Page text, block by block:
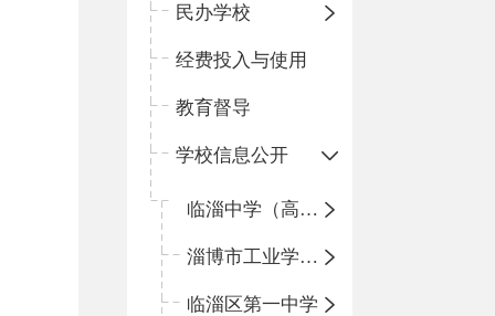
民办学校
经费投入与使用
教育督导
学校信息公开
临淄中学（高中）
淄博市工业学校（中职学校）
临淄区第一中学